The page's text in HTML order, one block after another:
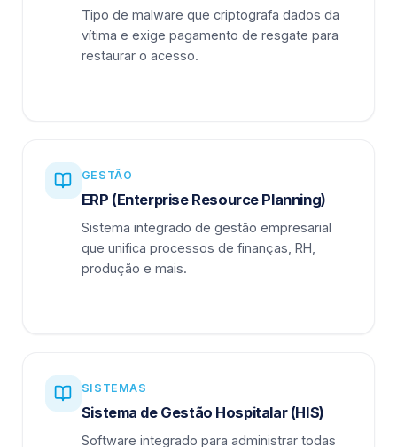
Tipo de malware que criptografa dados da
vítima e exige pagamento de resgate para
restaurar o acesso.
GESTÃO
ERP (Enterprise Resource Planning)
Sistema integrado de gestão empresarial
que unifica processos de finanças, RH,
produção e mais.
SISTEMAS
Sistema de Gestão Hospitalar (HIS)
Software integrado para administrar todas